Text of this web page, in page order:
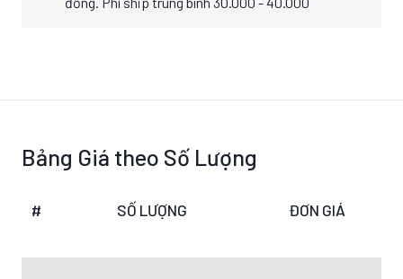
Bảng Giá theo Số Lượng
# SỐ LƯỢNG ĐƠN GIÁ